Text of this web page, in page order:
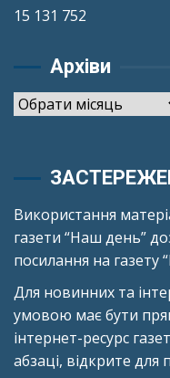
15 131 752
Архіви
Архіви
Використання
газети “Наш день”
посилання на газету
Для новинних та
умовою має бути
інтернет-ресурс
абзаці, відкрите